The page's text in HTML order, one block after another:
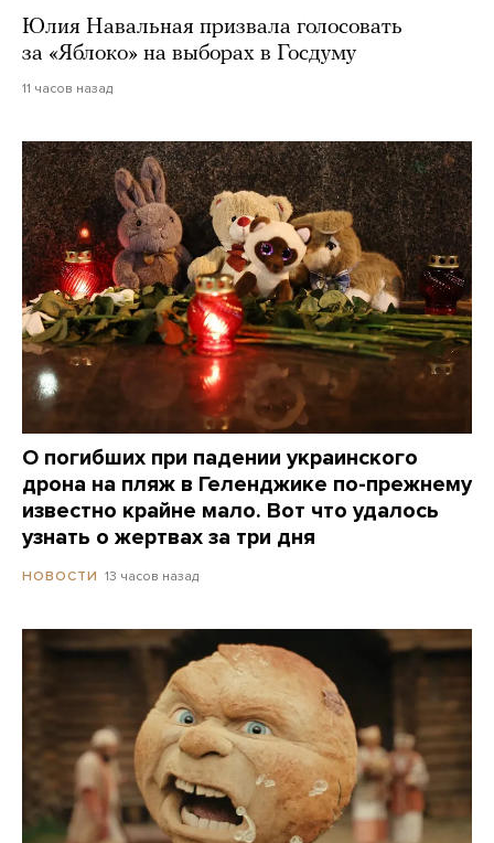
Юлия Навальная призвала голосовать
за «Яблоко» на выборах в Госдуму
11 часов назад
О погибших при падении украинского
дрона на пляж в Геленджике по-прежнему
известно крайне мало. Вот что удалось
узнать о жертвах за три дня
НОВОСТИ 13 часов назад